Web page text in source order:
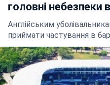
головні небезпеки
Англійським
приймати частування в